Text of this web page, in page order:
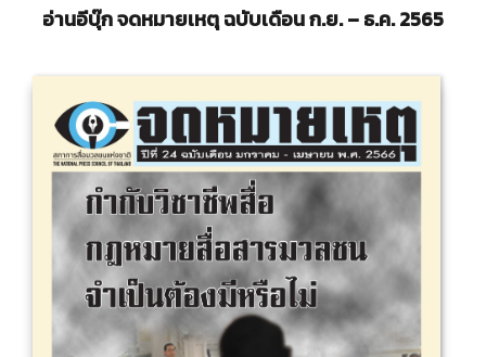
อ่านอีบุ๊ก จดหมายเหตุ ฉบับเดือน ก.ย. – ธ.ค. 2565